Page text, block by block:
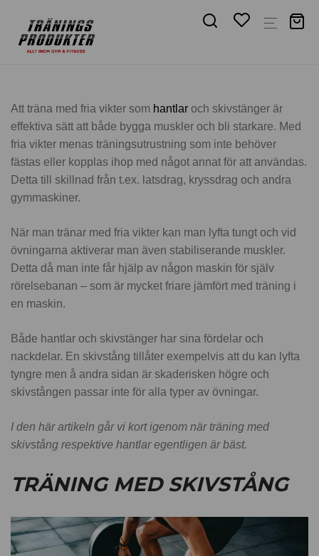
Att träna med fria vikter som hantlar och skivstänger är
effektiva sätt att både bygga muskler och bli starkare. Med
fria vikter menas träningsutrustning som inte behöver
fästas eller kopplas ihop med något annat för att användas.
Detta till skillnad från t.ex. latsdrag, kryssdrag och andra
gymmaskiner.
När man tränar med fria vikter kan man lyfta tungt och vid
övningarna aktiverar man även stabiliserande muskler.
Detta då man inte får hjälp av någon maskin för själv
rörelsebanan – som är mycket friare jämfört med träning i
en maskin.
Både hantlar och skivstänger har sina fördelar och
nackdelar. En skivstång tillåter exempelvis att du kan lyfta
tyngre men å andra sidan är skaderisken högre och
skivstången passar inte för alla typer av övningar.
I den här artikeln går vi kort igenom när träning med
skivstång respektive hantlar egentligen är bäst.
TRÄNING MED SKIVSTÅNG